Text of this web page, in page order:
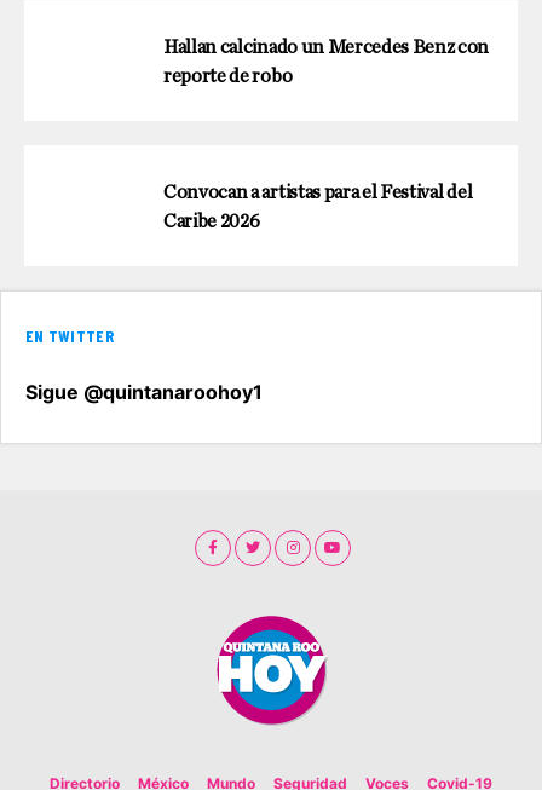
Hallan calcinado un Mercedes Benz con
reporte de robo
Convocan a artistas para el Festival del
Caribe 2026
EN TWITTER
Sigue @quintanaroohoy1
Directorio México Mundo Seguridad Voces Covid-19